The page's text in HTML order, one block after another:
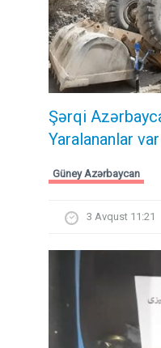
Şərqi
Yaralananlar var
Güney Azərbaycan
3 Avqust 11:21